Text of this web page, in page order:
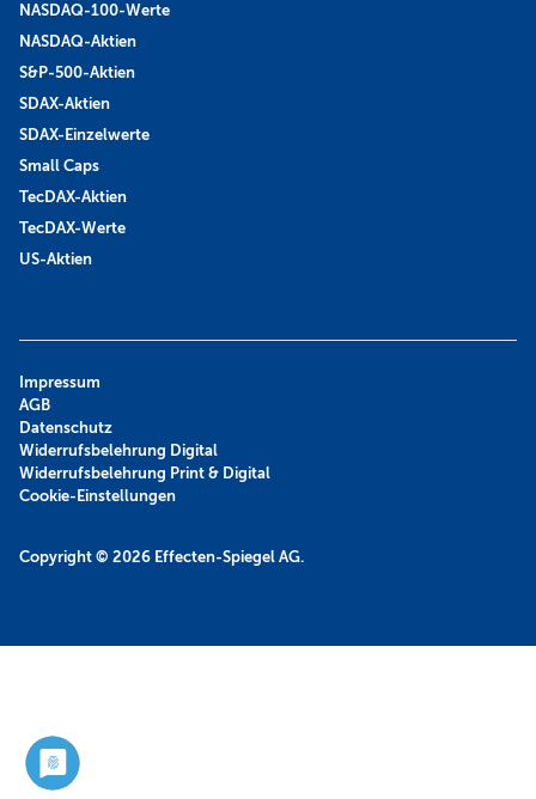
NASDAQ-100-Werte
NASDAQ-Aktien
S&P-500-Aktien
SDAX-Aktien
SDAX-Einzelwerte
Small Caps
TecDAX-Aktien
TecDAX-Werte
US-Aktien
Copyright © 2026 Effecten-Spiegel AG.
Impressum
AGB
Datenschutz
Widerrufsbelehrung Digital
Widerrufsbelehrung Print & Digital
Cookie-Einstellungen